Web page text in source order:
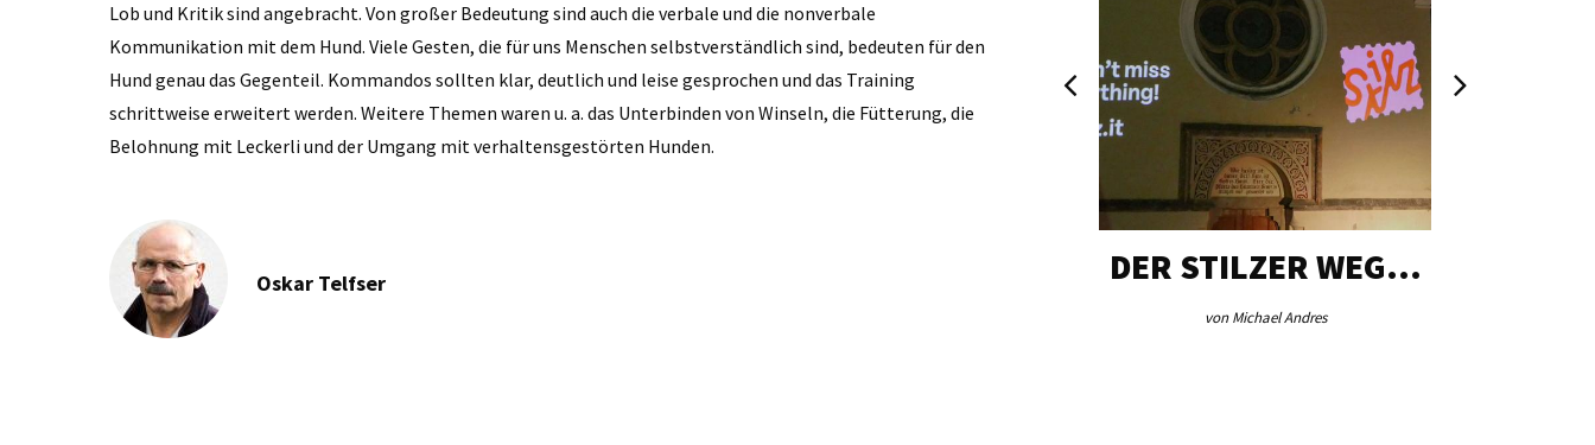
Lob und Kritik sind angebracht. Von großer Bedeutung sind auch die verbale und die nonverbale
Kommunikation mit dem Hund. Viele Gesten, die für uns Menschen selbstverständlich sind, bedeuten für den
Hund genau das Gegenteil. Kommandos sollten klar, deutlich und leise gesprochen und das Training
schrittweise erweitert werden. Weitere Themen waren u. a. das Unterbinden von Winseln, die Fütterung, die
Belohnung mit Leckerli und der Umgang mit verhaltensgestörten Hunden.
Oskar Telfser DER STILZER WEG…
von Michael Andres